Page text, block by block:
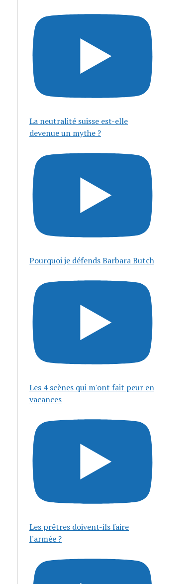
La neutralité suisse est-elle
devenue un mythe ?
Pourquoi je défends Barbara Butch
Les 4 scènes qui m'ont fait peur en
vacances
Les prêtres doivent-ils faire
l'armée ?